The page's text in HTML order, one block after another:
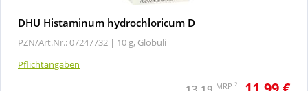
DHU Histaminum hydrochloricum D
PZN/Art.Nr.: 07247732 | 10 g, Globuli
Pflichtangaben
MRP 2